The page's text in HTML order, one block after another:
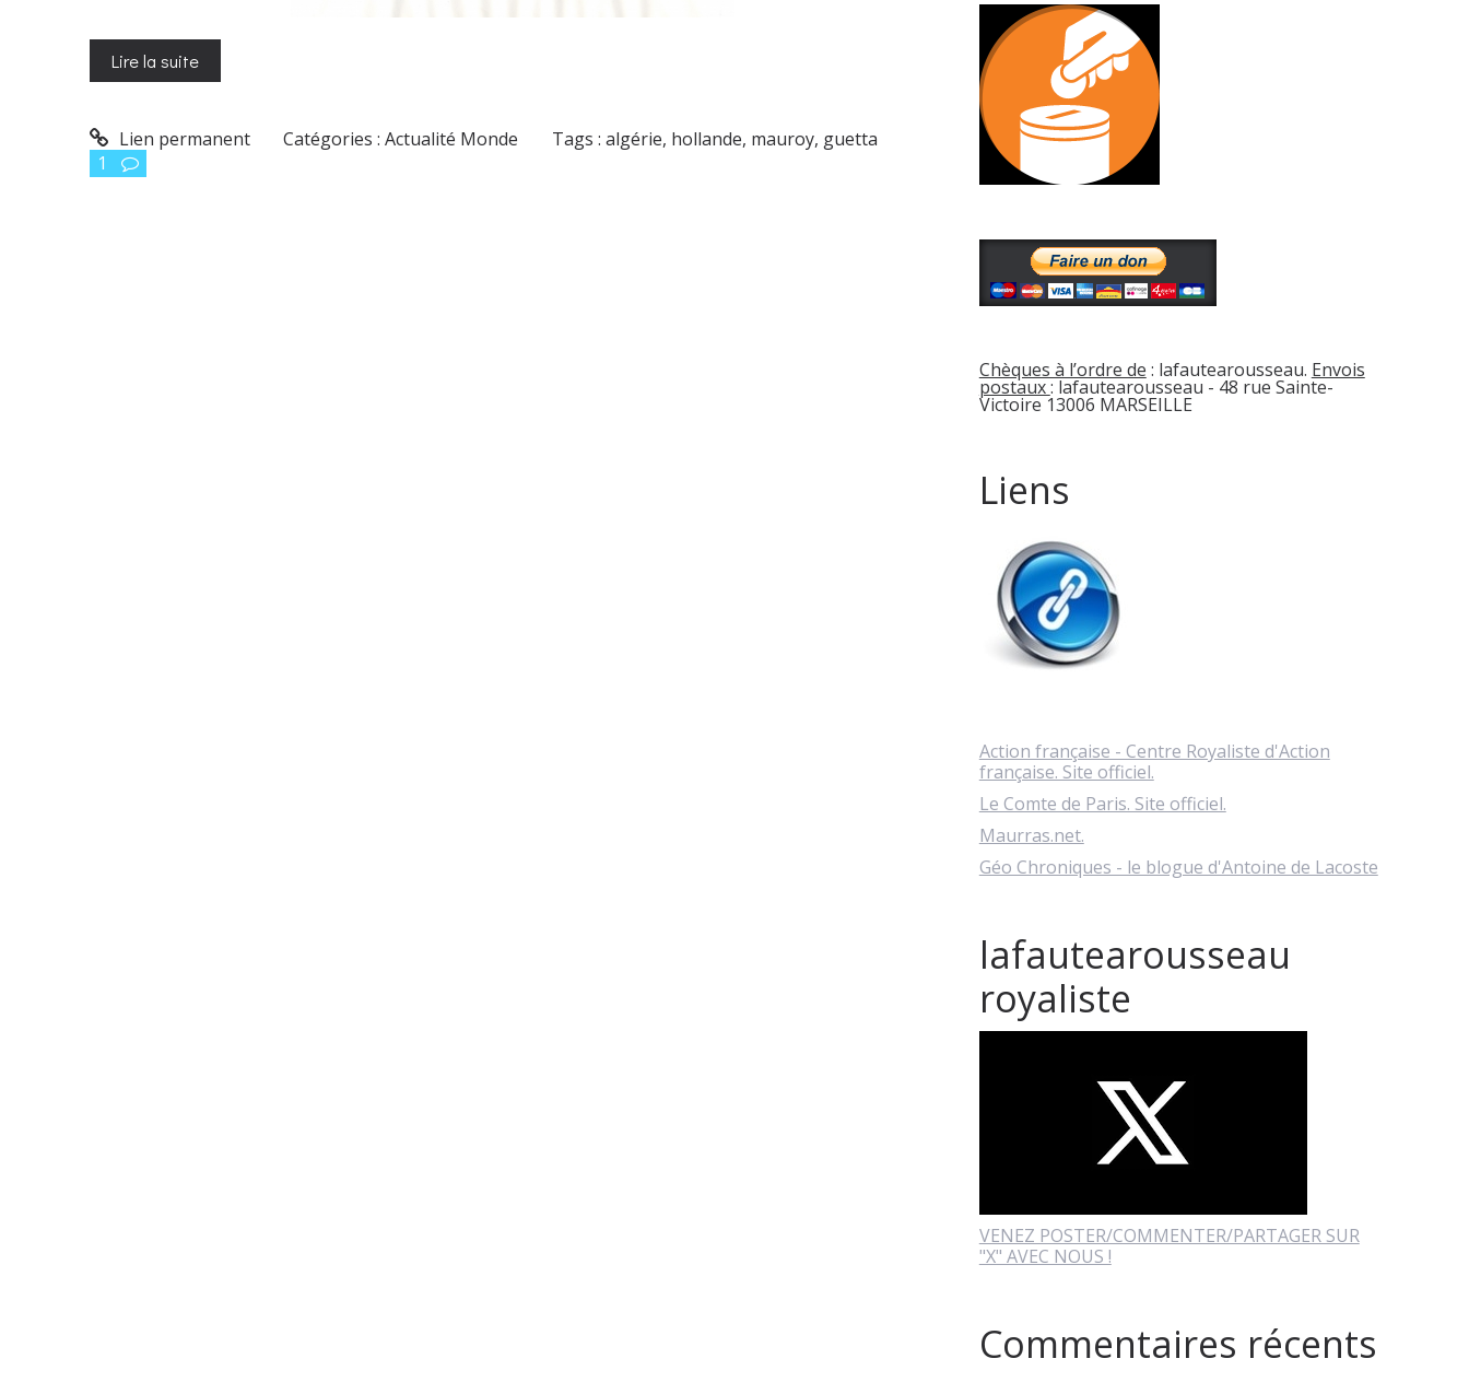
Lire la suite
Lien permanent Catégories :Actualité Monde Tags :algérie, hollande, mauroy, guetta
1
Chèques à l’ordre de : lafautearousseau. Envois
postaux: lafautearousseau - 48 rue Sainte-
Victoire 13006 MARSEILLE
Liens
Action française - Centre Royaliste d'Action
française. Site officiel.
Le Comte de Paris. Site officiel.
Maurras.net.
Géo Chroniques - le blogue d'Antoine de Lacoste
lafautearousseau
royaliste
VENEZ POSTER/COMMENTER/PARTAGER SUR
"X" AVEC NOUS !
Commentaires récents